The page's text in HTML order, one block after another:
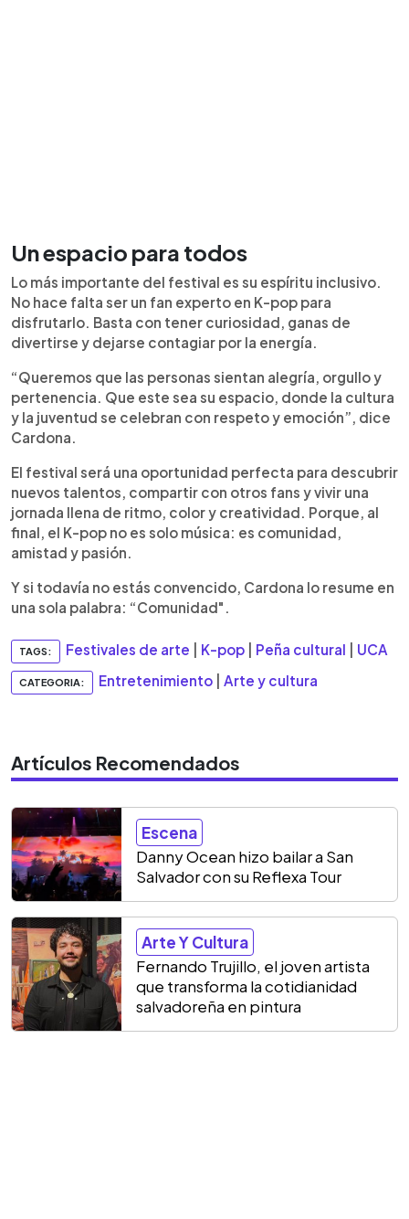
Un espacio para todos
Lo más importante del festival es su espíritu inclusivo.
No hace falta ser un fan experto en K-pop para
disfrutarlo. Basta con tener curiosidad, ganas de
divertirse y dejarse contagiar por la energía.
“Queremos que las personas sientan alegría, orgullo y
pertenencia. Que este sea su espacio, donde la cultura
y la juventud se celebran con respeto y emoción”, dice
Cardona.
El festival será una oportunidad perfecta para descubrir
nuevos talentos, compartir con otros fans y vivir una
jornada llena de ritmo, color y creatividad. Porque, al
final, el K-pop no es solo música: es comunidad,
amistad y pasión.
Y si todavía no estás convencido, Cardona lo resume en
una sola palabra: “Comunidad".
TAGS: Festivales de arte K-pop Peña cultural UCA
CATEGORIA: Entretenimiento Arte y cultura
Artículos Recomendados
Escena
Danny Ocean hizo bailar a San
Salvador con su Reflexa Tour
Arte Y Cultura
Fernando Trujillo, el joven artista
que transforma la cotidianidad
salvadoreña en pintura